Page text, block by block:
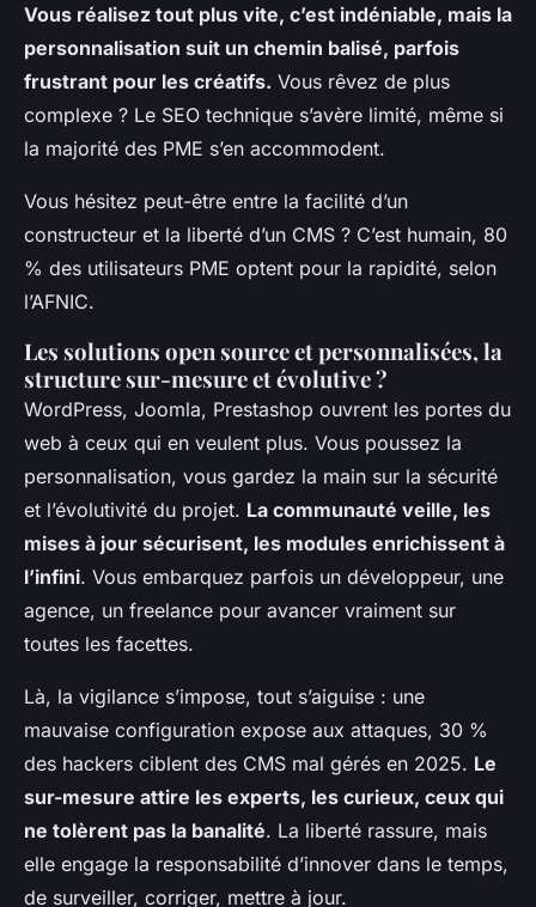
Vous réalisez tout plus vite, c’est indéniable, mais la
personnalisation suit un chemin balisé, parfois
frustrant pour les créatifs. Vous rêvez de plus
complexe ? Le SEO technique s’avère limité, même si
la majorité des PME s’en accommodent.
Vous hésitez peut-être entre la facilité d’un
constructeur et la liberté d’un CMS ? C’est humain, 80
% des utilisateurs PME optent pour la rapidité, selon
l’AFNIC.
Les solutions open source et personnalisées, la
structure sur-mesure et évolutive ?
WordPress, Joomla, Prestashop ouvrent les portes du
web à ceux qui en veulent plus. Vous poussez la
personnalisation, vous gardez la main sur la sécurité
et l’évolutivité du projet. La communauté veille, les
mises à jour sécurisent, les modules enrichissent à
l’infini. Vous embarquez parfois un développeur, une
agence, un freelance pour avancer vraiment sur
toutes les facettes.
Là, la vigilance s’impose, tout s’aiguise : une
mauvaise configuration expose aux attaques, 30 %
des hackers ciblent des CMS mal gérés en 2025. Le
sur-mesure attire les experts, les curieux, ceux qui
ne tolèrent pas la banalité. La liberté rassure, mais
elle engage la responsabilité d’innover dans le temps,
de surveiller, corriger, mettre à jour.